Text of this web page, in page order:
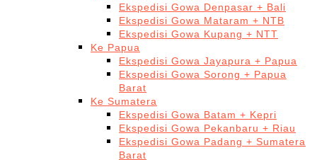
Ekspedisi Gowa Denpasar + Bali
Ekspedisi Gowa Mataram + NTB
Ekspedisi Gowa Kupang + NTT
Ke Papua
Ekspedisi Gowa Jayapura + Papua
Ekspedisi Gowa Sorong + Papua
Barat
Ke Sumatera
Ekspedisi Gowa Batam + Kepri
Ekspedisi Gowa Pekanbaru + Riau
Ekspedisi Gowa Padang + Sumatera
Barat